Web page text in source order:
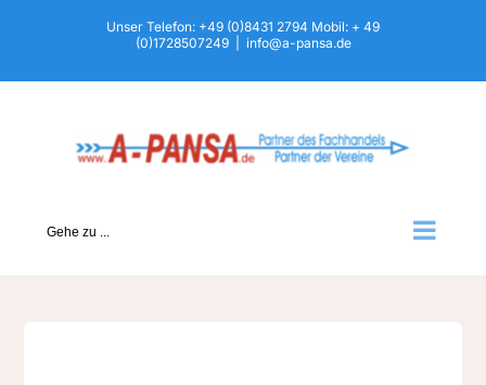
springen
Unser Telefon: +49 (0)8431 2794 Mobil: + 49
(0)1728507249
info@a-pansa.de
Gehe zu ...